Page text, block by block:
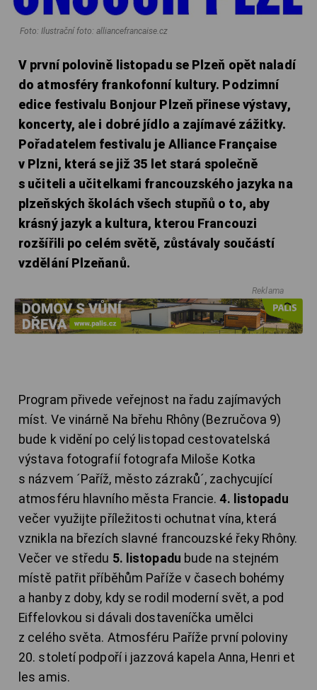
Foto: Ilustrační foto: alliancefrancaise.cz
V první polovině listopadu se Plzeň opět naladí
do atmosféry frankofonní kultury. Podzimní
edice festivalu Bonjour Plzeň přinese výstavy,
koncerty, ale i dobré jídlo a zajímavé zážitky.
Pořadatelem festivalu je Alliance Française
v Plzni, která se již 35 let stará společně
s učiteli a učitelkami francouzského jazyka na
plzeňských školách všech stupňů o to, aby
krásný jazyk a kultura, kterou Francouzi
rozšířili po celém světě, zůstávaly součástí
vzdělání Plzeňanů.
Reklama
Program přivede veřejnost na řadu zajímavých
míst. Ve vinárně Na břehu Rhôny (Bezručova 9)
bude k vidění po celý listopad cestovatelská
výstava fotografií fotografa Miloše Kotka
s názvem ´Paříž, město zázraků´, zachycující
atmosféru hlavního města Francie.4. listopadu
večer využijte příležitosti ochutnat vína, která
vznikla na březích slavné francouzské řeky Rhôny.
Večer ve středu 5. listopadu bude na stejném
místě patřit příběhům Paříže v časech bohémy
a hanby z doby, kdy se rodil moderní svět, a pod
Eiffelovkou si dávali dostaveníčka umělci
z celého světa. Atmosféru Paříže první poloviny
20. století podpoří i jazzová kapela Anna, Henri et
les amis.